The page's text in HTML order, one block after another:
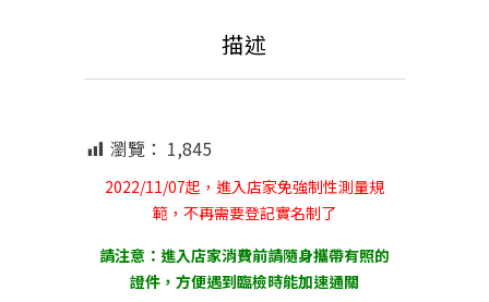
描述
瀏覽： 1,845
2022/11/07起，進入店家免強制性測量規
範，不再需要登記實名制了
請注意：進入店家消費前請隨身攜帶有照的
證件，方便遇到臨檢時能加速通關